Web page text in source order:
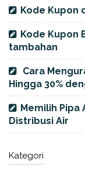
Kode Kupon
Kode Kupon
tambahan
Cara
Hingga 30%
Memilih Pipa
Distribusi Air
Kategori